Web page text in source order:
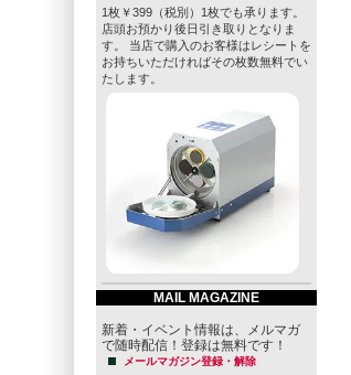
1枚￥399（税別）1枚でも承ります。
店頭お預かり後日引き取りとなりま
す。 当店で購入のお客様はレシートを
お持ちいただければその枚数無料でい
たします。
MAIL MAGAZINE
新着・イベント情報は、メルマガ
で随時配信！登録は無料です！
メールマガジン登録・解除